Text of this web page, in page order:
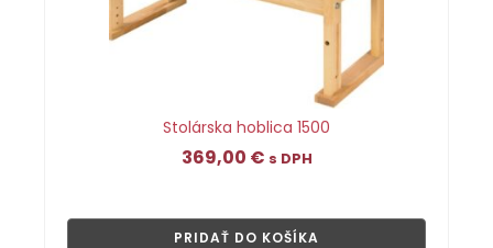
Stolárska hoblica 1500
369,00 € s DPH
PRIDAŤ DO KOŠÍKA